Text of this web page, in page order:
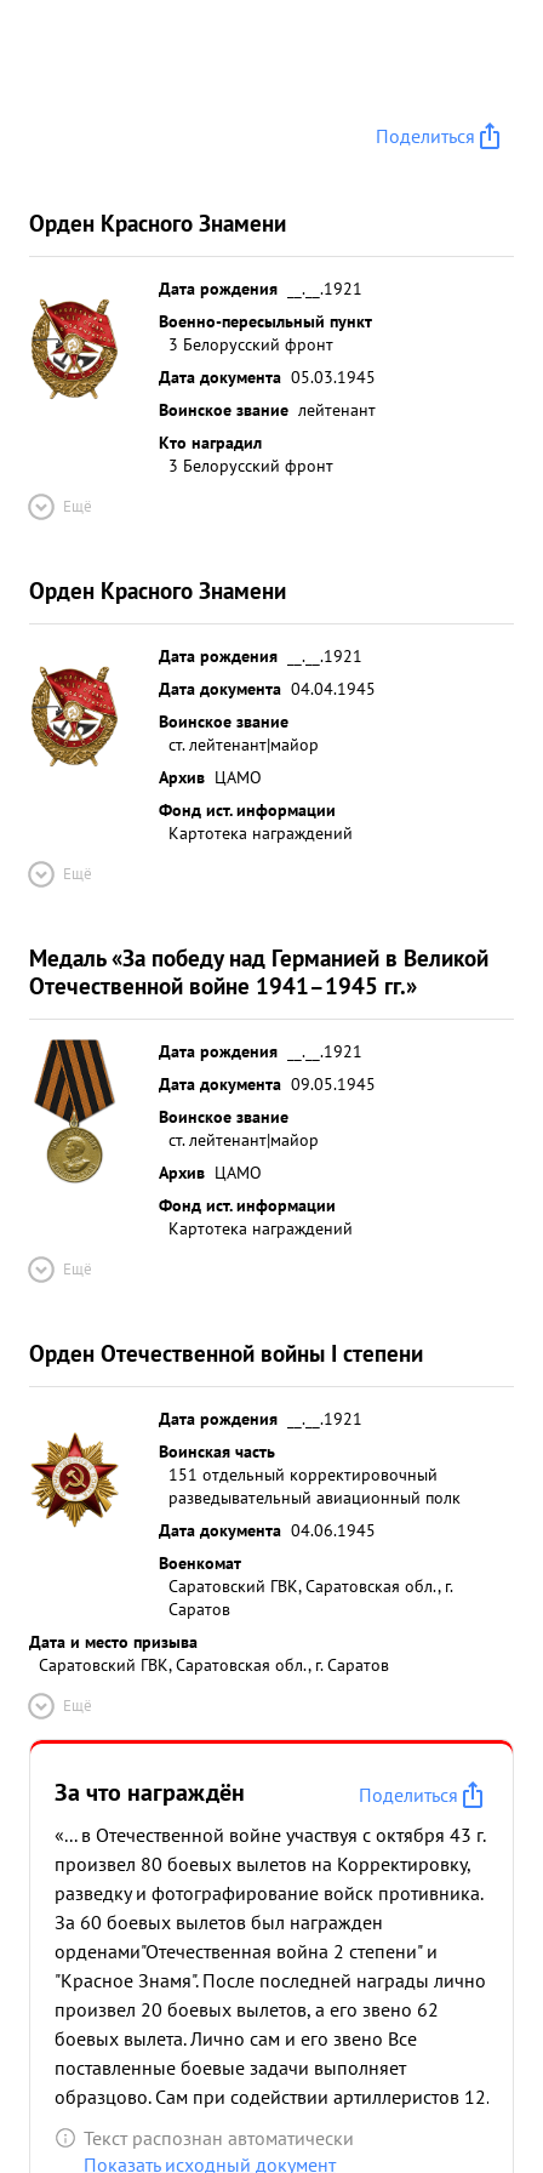
Поделиться
Орден Красного Знамени
Дата рождения
__.__.1921
Военно-пересыльный пункт
3 Белорусский фронт
Дата документа 05.03.1945
Воинское звание лейтенант
Кто наградил
3 Белорусский фронт
Ещё
Орден Красного Знамени
Дата рождения
__.__.1921
Дата документа 04.04.1945
Воинское звание
ст. лейтенант|майор
Архив ЦАМО
Фонд ист. информации
Картотека награждений
Ещё
Медаль «За победу над Германией в Великой
Отечественной войне 1941–1945 гг.»
Дата рождения
__.__.1921
Дата документа 09.05.1945
Воинское звание
ст. лейтенант|майор
Архив ЦАМО
Фонд ист. информации
Картотека награждений
Ещё
Орден Отечественной войны I степени
Дата рождения
__.__.1921
Воинская часть
151 отдельный корректировочный
разведывательный авиационный полк
Дата документа 04.06.1945
Военкомат
Саратовский ГВК, Саратовская обл., г.
Саратов
Дата и место призыва
Саратовский ГВК, Саратовская обл., г. Саратов
Ещё
За что награждён
Поделиться
«... в Отечественной войне участвуя с октября 43 г.
произвел 80 боевых вылетов на Корректировку,
разведку и фотографирование войск противника.
За 60 боевых вылетов был награжден
орденами"Отечественная война 2 степени" и
"Красное Знамя". После последней награды лично
произвел 20 боевых вылетов, а его звено 62
боевых вылета. Лично сам и его звено Все
поставленные боевые задачи выполняет
образцово. Сам при содействии артиллеристов 12.
14, 15 и 157 ПАБР и 2 ПАП подавил 8 артбатарей,
а его звено 33 арт.мин батарей, до 20 автомашин
Текст распознан автоматически
Показать исходный документ